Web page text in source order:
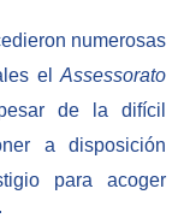
numerosas
el Assessorato
de la difícil
a disposición
para acoger